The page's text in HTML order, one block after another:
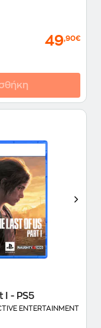
49,90€
I - PS5
ENTERTAINMENT